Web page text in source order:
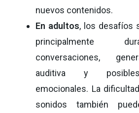
nuevos contenidos.
En adultos, los desafíos
principalmente
conversaciones,
auditiva y
emocionales. La
sonidos también